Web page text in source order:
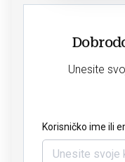
Unesite
Korisničko ime ili